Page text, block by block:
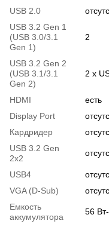
USB 2.0
USB 3.2 Gen 1
(USB 3.0/3.1
Gen 1)
2
USB 3.2 Gen 2
(USB 3.1/3.1
Gen 2)
2 x
HDMI
есть
Display Port
Кардридер
USB 3.2 Gen
2x2
USB4
VGA (D-Sub)
Емкость
аккумулятора
56